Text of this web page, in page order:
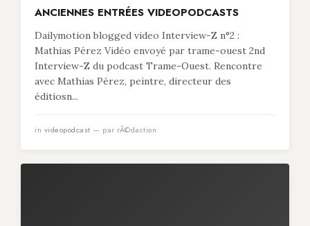
ANCIENNES ENTRÉES VIDEOPODCASTS
Dailymotion blogged video Interview-Z n°2 :
Mathias Pérez Vidéo envoyé par trame-ouest 2nd
Interview-Z du podcast Trame-Ouest. Rencontre
avec Mathias Pérez, peintre, directeur des
éditiosn...
in videopodcast — par rÃ©daction